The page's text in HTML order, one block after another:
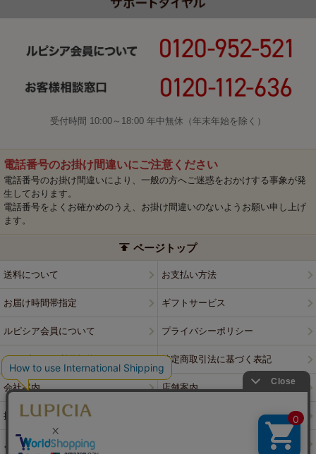
受付時間 10:00～18:00 年中無休（年末年始を除く）
電話番号のお掛け間違いにご注意ください
電話番号のお掛け間違いにより、一般の方へご迷惑をおかけする事象が発
生しております。
電話番号をよくお確かめのうえ、お掛け間違いのないようお願い申し上げ
ます。
ページトップ
送料について お支払い方法
お届け時間帯指定 ギフトサービス
ルピシア会員について プライバシーポリシー
ウェブサイト利用規約 特定商取引法に基づく表記
会社案内 店舗案内
採用情報
よくある質問